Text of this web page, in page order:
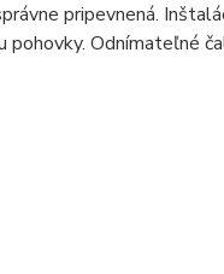
pripevnená.
Odnímateľné